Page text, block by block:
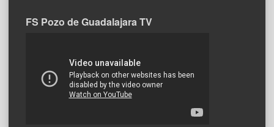
FS Pozo de Guadalajara TV